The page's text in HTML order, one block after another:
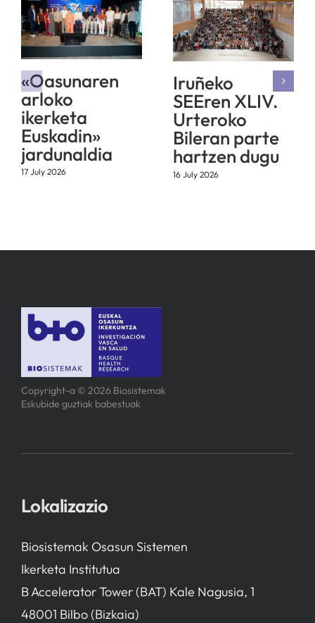
«Oasunaren
arloko
ikerketa
Euskadin»
jardunaldia
17 July 2026
Iruñeko
SEEren XLIV.
Urteroko
Bileran parte
hartzen dugu
16 July 2026
Copyright-a © 2026 Biosistemak
Eskubide guztiak babestuak
Lokalizazio
Biosistemak Osasun Sistemen
Ikerketa Institutua
B Accelerator Tower (BAT) Kale Nagusia, 1
48001 Bilbo (Bizkaia)